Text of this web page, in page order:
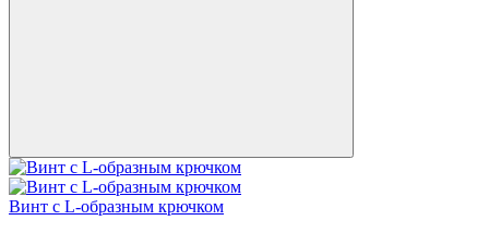
Винт с L-образным крючком